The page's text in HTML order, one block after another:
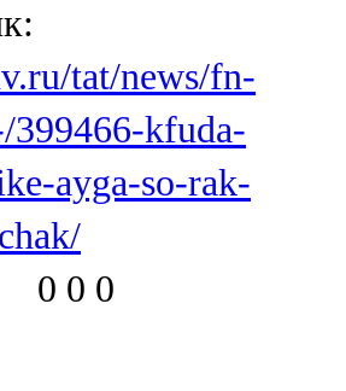
tat/news/fn-
kfuda-
ayga-so-rak-
0 0 0